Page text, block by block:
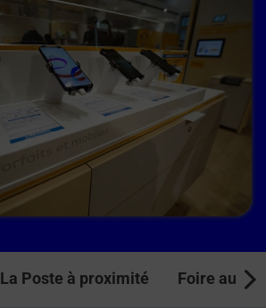
La Poste à proximité Foire aux